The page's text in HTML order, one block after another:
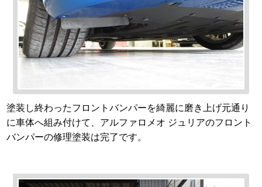
塗装し終わったフロントバンパーを綺麗に磨き上げ元通り
に車体へ組み付けて、アルファロメオ ジュリアのフロント
バンパーの修理塗装は完了です。